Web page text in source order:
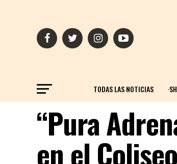
TODAS LAS NOTICIAS
“Pura
en el Coliseo